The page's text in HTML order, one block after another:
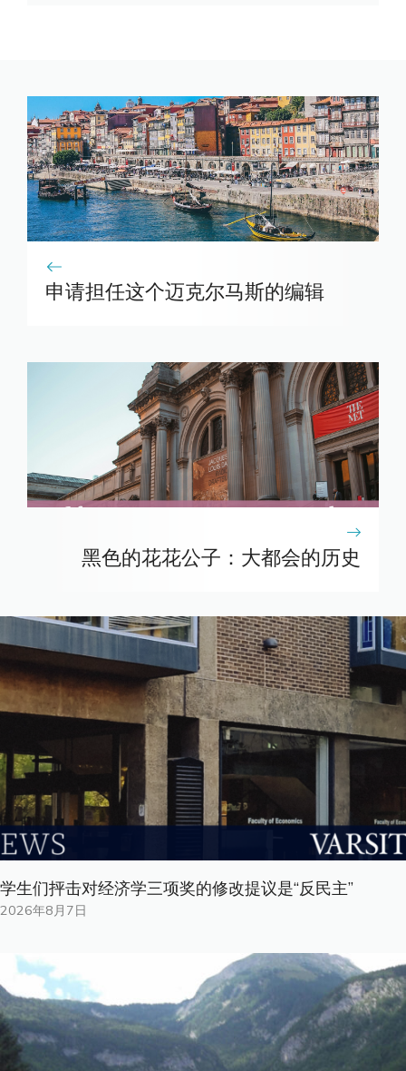
申请担任这个迈克尔马斯的编辑
黑色的花花公子：大都会的历史
学生们抨击对经济学三项奖的修改提议是“反民主”
2026年8月7日